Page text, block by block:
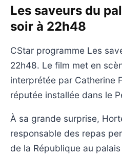
Les saveurs du
soir à 22h48
CStar programme Les
22h48. Le film met en
interprétée par Catherine
réputée installée dans le
À sa grande surprise,
responsable des repas
de la République au